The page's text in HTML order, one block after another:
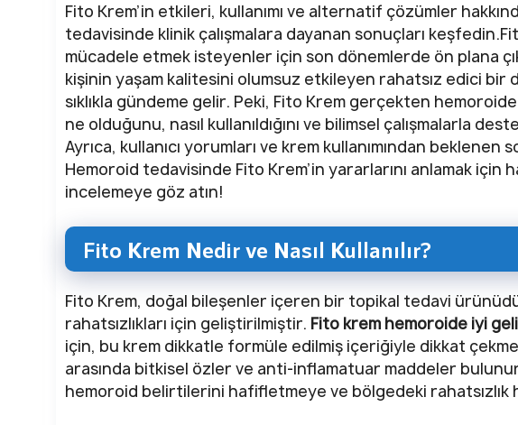
Fito Krem’in etkileri, kullanımı ve alternatif çözümler
tedavisinde klinik çalışmalara dayanan sonuçları
mücadele etmek isteyenler için son dönemlerde ön plana
kişinin yaşam kalitesini olumsuz etkileyen rahatsız edici bir
sıklıkla gündeme gelir. Peki, Fito Krem gerçekten
ne olduğunu, nasıl kullanıldığını ve bilimsel çalışmalarla
Ayrıca, kullanıcı yorumları ve krem kullanımından
Hemoroid tedavisinde Fito Krem’in yararlarını anlamak için
incelemeye göz atın!
Fito Krem Nedir ve Nasıl Kullanılır?
Fito Krem, doğal bileşenler içeren bir topikal tedavi
rahatsızlıkları için geliştirilmiştir. Fito krem hemoroide iyi
için, bu krem dikkatle formüle edilmiş içeriğiyle dikkat
arasında bitkisel özler ve anti-inflamatuar maddeler
hemoroid belirtilerini hafifletmeye ve bölgedeki rahatsızlık